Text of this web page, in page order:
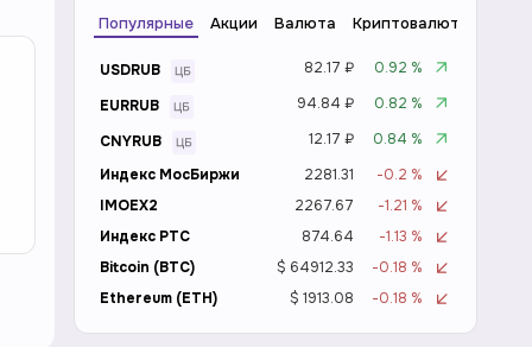
Популярные Акции Валюта Криптовалюта
USDRUB 82.17 ₽
0.92 %
EURRUB
94.84 ₽
0.82 %
CNYRUB
12.17 ₽
0.84 %
Индекс МосБиржи
2281.31
-0.2 %
IMOEX2
2267.67
-1.21 %
Индекс РТС
874.64
-1.13 %
Bitcoin (BTC)
$ 64912.33
-0.18 %
Ethereum (ETH)
$ 1913.08 -0.18 %